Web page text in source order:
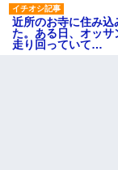
近所のお寺に住み
た。ある日、オッ
走り回っていて…